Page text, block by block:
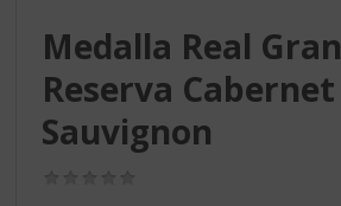
Medalla Real Gran
Reserva Cabernet
Sauvignon